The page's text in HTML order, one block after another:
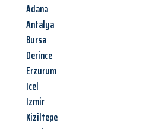
Adana
Antalya
Bursa
Derince
Erzurum
Icel
Izmir
Kiziltepe